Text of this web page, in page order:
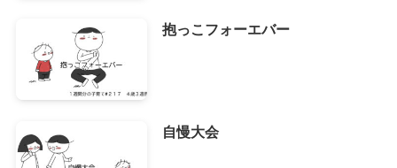
抱っこフォーエバー
自慢大会